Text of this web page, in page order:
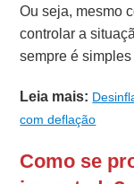
Ou seja, mesmo
controlar a
sempre é
Leia mais:
com deflação
Como se